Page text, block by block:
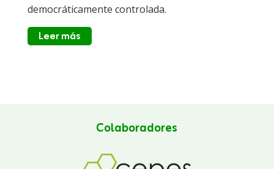
democráticamente controlada.
Leer más
Colaboradores